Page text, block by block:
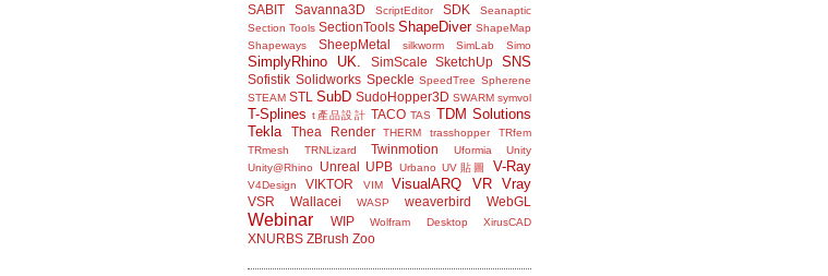
SABIT Savanna3D ScriptEditor SDK
Seanaptic
Section Tools SectionTools ShapeDiver ShapeMap
Shapeways
SheepMetal silkworm SimLab Simo
SimplyRhino UK. SimScale SketchUp SNS
Sofistik Solidworks Speckle SpeedTree Spherene
STEAM STL SubD SudoHopper3D SWARM symvol
T-Splines t產品設計 TACO TAS TDM Solutions
Tekla
Thea Render THERM trasshopper
TRfem
TRmesh
TRNLizard Twinmotion Uformia
Unity
Unity@Rhino
Unreal UPB Urbano UV貼圖 V-Ray
V4Design VIKTOR VIM VisualARQ VR Vray
VSR Wallacei WASP weaverbird WebGL
Webinar WIP Wolfram Desktop XirusCAD
XNURBS ZBrush Zoo